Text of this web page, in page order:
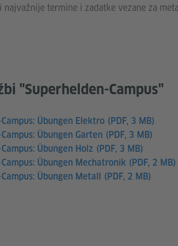
najvažnije termine i zadatke vezane za
"Superhelden-Campus"
Übungen Elektro (PDF, 3 MB)
Übungen Garten (PDF, 3 MB)
Übungen Holz (PDF, 3 MB)
Übungen Mechatronik (PDF, 2 MB)
Übungen Metall
(PDF, 2 MB)